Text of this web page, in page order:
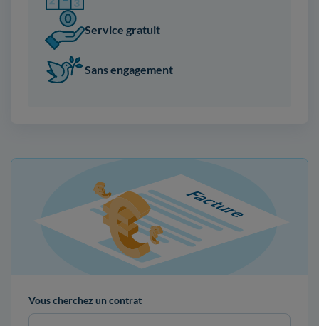
Service gratuit
Sans engagement
Vous cherchez un contrat